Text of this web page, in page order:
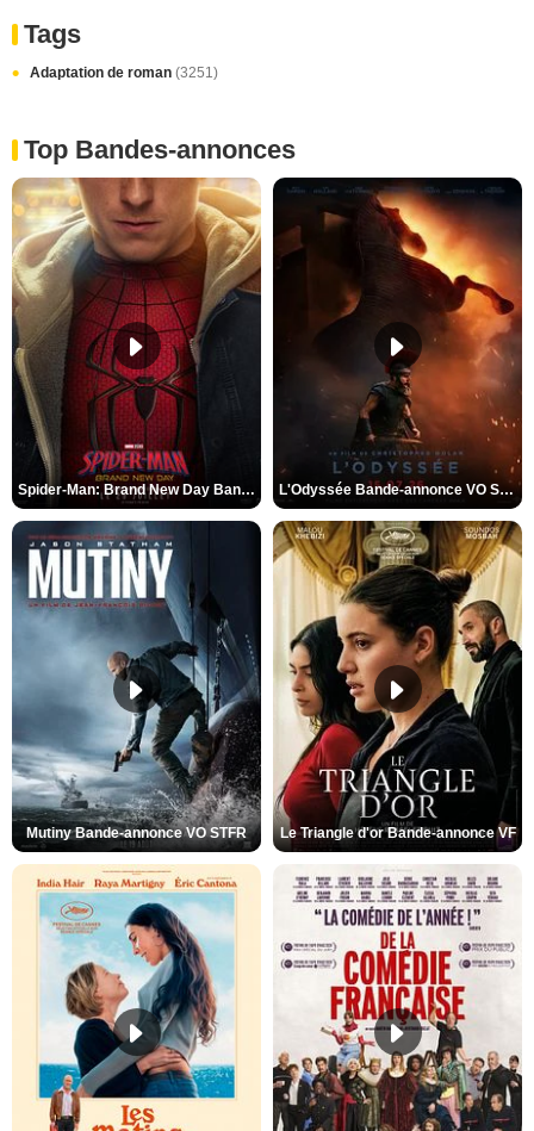
Tags
Adaptation de roman (3251)
Top Bandes-annonces
Spider-Man: Brand New Day Bande-annonce VO STFR L'Odyssée Bande-annonce VO STFR
Mutiny Bande-annonce VO STFR Le Triangle d'or Bande-annonce VF